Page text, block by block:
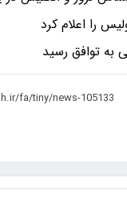
را اعلام کرد
به توافق رسید